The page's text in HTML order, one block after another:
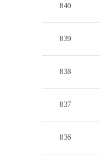
840
839
838
837
836